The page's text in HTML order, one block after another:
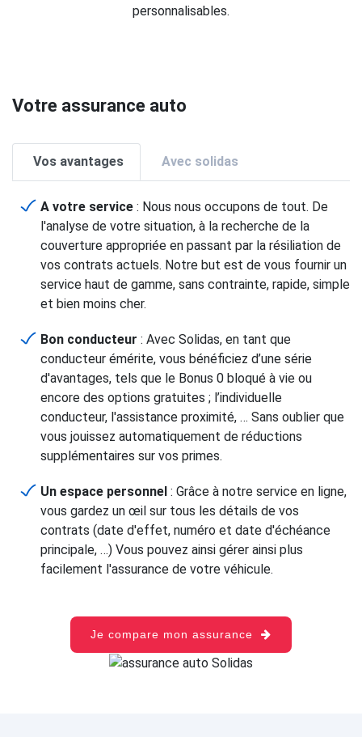
personnalisables.
Votre assurance auto
Vos avantages Avec solidas
A votre service : Nous nous occupons de tout. De
l'analyse de votre situation, à la recherche de la
couverture appropriée en passant par la résiliation de
vos contrats actuels. Notre but est de vous fournir un
service haut de gamme, sans contrainte, rapide, simple
et bien moins cher.
Bon conducteur : Avec Solidas, en tant que
conducteur émérite, vous bénéficiez d’une série
d'avantages, tels que le Bonus 0 bloqué à vie ou
encore des options gratuites ; l’individuelle
conducteur, l'assistance proximité, … Sans oublier que
vous jouissez automatiquement de réductions
supplémentaires sur vos primes.
Un espace personnel : Grâce à notre service en ligne,
vous gardez un œil sur tous les détails de vos
contrats (date d'effet, numéro et date d'échéance
principale, …) Vous pouvez ainsi gérer ainsi plus
facilement l'assurance de votre véhicule.
Je compare mon assurance